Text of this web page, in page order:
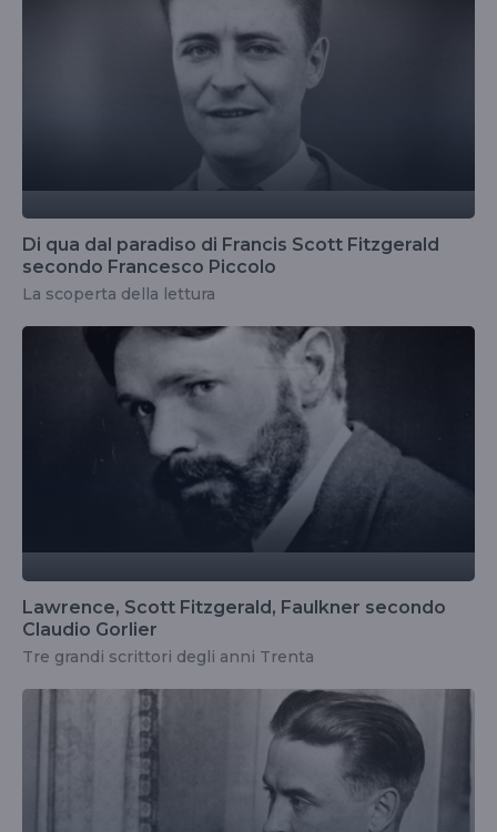
Di qua dal paradiso di Francis Scott Fitzgerald
secondo Francesco Piccolo
La scoperta della lettura
Lawrence, Scott Fitzgerald, Faulkner secondo
Claudio Gorlier
Tre grandi scrittori degli anni Trenta